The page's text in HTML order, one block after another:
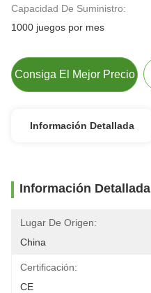
Capacidad De Suministro:
1000 juegos por mes
Consiga El Mejor Precio
Información Detallada
Información Detallada
Lugar De Origen:
China
Certificación:
CE